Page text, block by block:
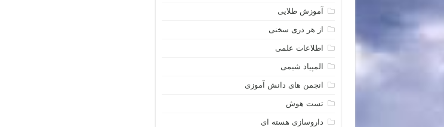
آموزش طلایی
از هر دری سخنی
اطلاعات علمی
المپیاد شیمی
انجمن های دانش آموزی
تست هوش
داروسازی هسته ای